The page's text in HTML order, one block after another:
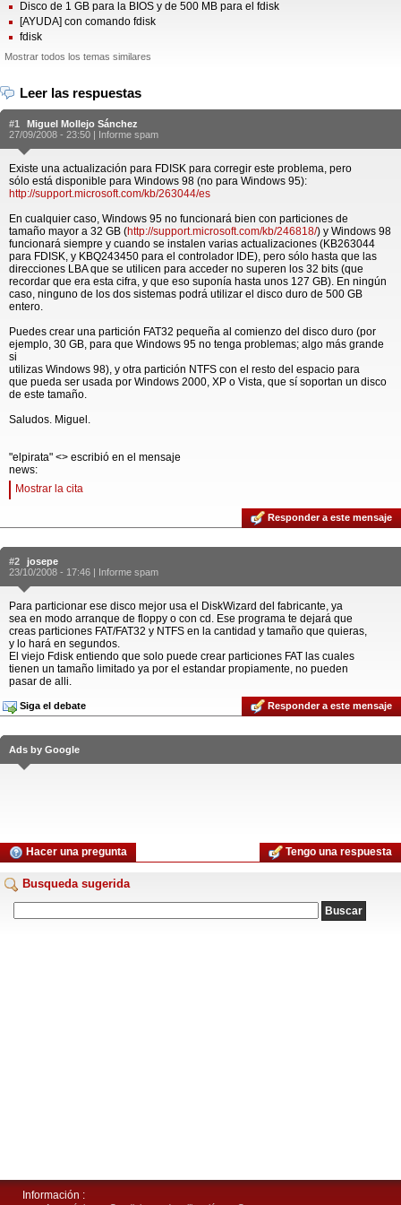
Disco de 1 GB para la BIOS y de 500 MB para el fdisk
[AYUDA] con comando fdisk
fdisk
Mostrar todos los temas similares
Leer las respuestas
#1
Miguel Mollejo Sánchez
27/09/2008 - 23:50 | Informe spam
Existe una actualización para FDISK para corregir este problema, pero
sólo está disponible para Windows 98 (no para Windows 95):
http://support.microsoft.com/kb/263044/es
En cualquier caso, Windows 95 no funcionará bien con particiones de
tamaño mayor a 32 GB (http://support.microsoft.com/kb/246818/) y Windows 98
funcionará siempre y cuando se instalen varias actualizaciones (KB263044
para FDISK, y KBQ243450 para el controlador IDE), pero sólo hasta que las
direcciones LBA que se utilicen para acceder no superen los 32 bits (que
recordar que era esta cifra, y que eso suponía hasta unos 127 GB). En ningún
caso, ninguno de los dos sistemas podrá utilizar el disco duro de 500 GB
entero.
Puedes crear una partición FAT32 pequeña al comienzo del disco duro (por
ejemplo, 30 GB, para que Windows 95 no tenga problemas; algo más grande
si
utilizas Windows 98), y otra partición NTFS con el resto del espacio para
que pueda ser usada por Windows 2000, XP o Vista, que sí soportan un disco
de este tamaño.
Saludos. Miguel.
"elpirata" <> escribió en el mensaje
news:
Mostrar la cita
Responder a este mensaje
#2
josepe
23/10/2008 - 17:46 | Informe spam
Para particionar ese disco mejor usa el DiskWizard del fabricante, ya
sea en modo arranque de floppy o con cd. Ese programa te dejará que
creas particiones FAT/FAT32 y NTFS en la cantidad y tamaño que quieras,
y lo hará en segundos.
El viejo Fdisk entiendo que solo puede crear particiones FAT las cuales
tienen un tamaño limitado ya por el estandar propiamente, no pueden
pasar de alli.
Siga el debate Responder a este mensaje
Ads by Google
Hacer una pregunta Tengo una respuesta
Busqueda sugerida
Información :